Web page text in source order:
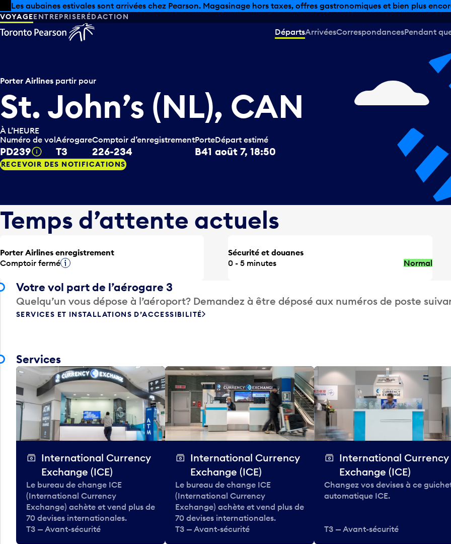
Skip to offers
Passer au contenu principal
Les aubaines estivales sont arrivées chez Pearson. Magasinage hors taxes, offres gastronomiques et bien plus
VOYAGEENTREPRISERÉDACTION
DépartsArrivéesCorrespondancesPendant
Porter Airlines partir pour
St. John’s (NL), CAN
À L’HEURE
Numéro de vol
PD239 Infobulle
Aérogare
T3
Comptoir d’enregistrement
226-234
Porte
B41
Départ estimé
août 7, 18:50
RECEVOIR DES NOTIFICATIONS
Temps d’attente actuels
Porter Airlines enregistrement
Comptoir ferméInfobulle
Sécurité et douanes
0 - 5 minutes
Normal
Votre vol part de l’aérogare 3
Quelqu’un vous dépose à l’aéroport? Demandez à être déposé aux numéros de poste
SERVICES ET INSTALLATIONS D’ACCESSIBILITÉ
Services
International Currency
Exchange (ICE)
Le bureau de change ICE
(International Currency
Exchange) achète et vend plus de
70 devises internationales.
T3 — Avant-sécurité
International Currency
Exchange (ICE)
Le bureau de change ICE
(International Currency
Exchange) achète et vend plus de
70 devises internationales.
T3 — Avant-sécurité
International Currency
Exchange (ICE)
Changez vos devises à ce
automatique ICE.
T3 — Avant-sécurité